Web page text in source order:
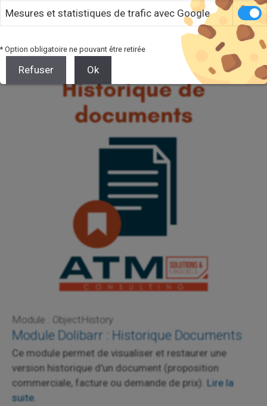
Plan Industriel et Commercial en actions concrètes
(PDP, MRP) pour une Gestion de Production Assistée
Lire la suite.
Module : ObjectHistory
Module Dolibarr : Historique Documents
Ce module permet de visualiser et restaurer une
version historique d'un document (proposition
commerciale, facture ou demande de prix). Lire la
suite.
Mesures et statistiques de trafic avec Google
* Option obligatoire ne pouvant être retirée
Refuser Ok